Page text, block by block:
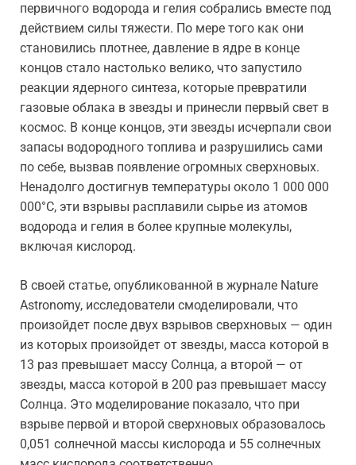
первичного водорода и гелия собрались вместе под
действием силы тяжести. По мере того как они
становились плотнее, давление в ядре в конце
концов стало настолько велико, что запустило
реакции ядерного синтеза, которые превратили
газовые облака в звезды и принесли первый свет в
космос. В конце концов, эти звезды исчерпали свои
запасы водородного топлива и разрушились сами
по себе, вызвав появление огромных сверхновых.
Ненадолго достигнув температуры около 1 000 000
000°C, эти взрывы расплавили сырье из атомов
водорода и гелия в более крупные молекулы,
включая кислород.
В своей статье, опубликованной в журнале Nature
Astronomy, исследователи смоделировали, что
произойдет после двух взрывов сверхновых — один
из которых произойдет от звезды, масса которой в
13 раз превышает массу Солнца, а второй — от
звезды, масса которой в 200 раз превышает массу
Солнца. Это моделирование показало, что при
взрыве первой и второй сверхновых образовалось
0,051 солнечной массы кислорода и 55 солнечных